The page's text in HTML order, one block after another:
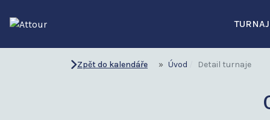
Úvod Detail turnaje
Zpět do kalendáře